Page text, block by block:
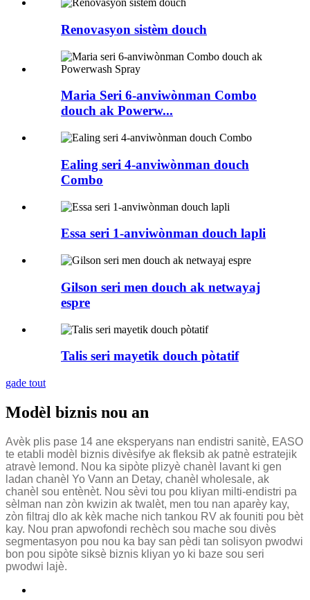
Renovasyon sistèm douch
Maria Seri 6-anviwònman Combo
douch ak Powerw...
Ealing seri 4-anviwònman douch
Combo
Essa seri 1-anviwònman douch lapli
Gilson seri men douch ak netwayaj
espre
Talis seri mayetik douch pòtatif
gade tout
Modèl biznis nou an
Avèk plis pase 14 ane eksperyans nan endistri sanitè, EASO
te etabli modèl biznis divèsifye ak fleksib ak patnè estratejik
atravè lemond. Nou ka sipòte plizyè chanèl lavant ki gen
ladan chanèl Yo Vann an Detay, chanèl wholesale, ak
chanèl sou entènèt. Nou sèvi tou pou kliyan milti-endistri pa
sèlman nan zòn kwizin ak twalèt, men tou nan aparèy kay,
zòn filtraj dlo ak kèk mache nich tankou RV ak founiti pou bèt
kay. Nou pran apwofondi rechèch sou mache sou divès
segmentasyon pou nou ka bay san pèdi tan solisyon pwodwi
bon pou sipòte siksè biznis kliyan yo ki baze sou seri
pwodwi lajè.